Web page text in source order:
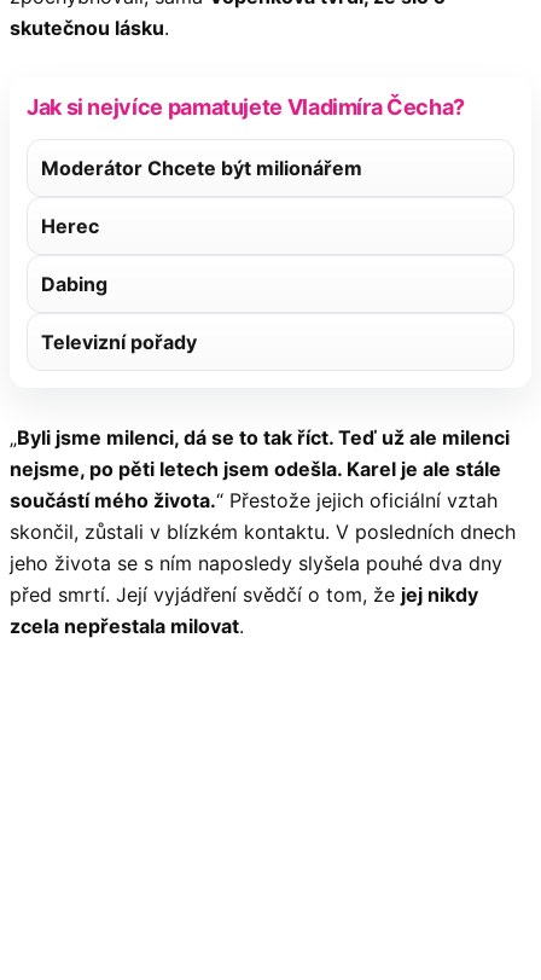
skutečnou lásku.
Jak si nejvíce pamatujete Vladimíra Čecha?
Moderátor Chcete být milionářem
Herec
Dabing
Televizní pořady
„Byli jsme milenci, dá se to tak říct. Teď už ale milenci
nejsme, po pěti letech jsem odešla. Karel je ale stále
součástí mého života.“ Přestože jejich oficiální vztah
skončil, zůstali v blízkém kontaktu. V posledních dnech
jeho života se s ním naposledy slyšela pouhé dva dny
před smrtí. Její vyjádření svědčí o tom, že jej nikdy
zcela nepřestala milovat.